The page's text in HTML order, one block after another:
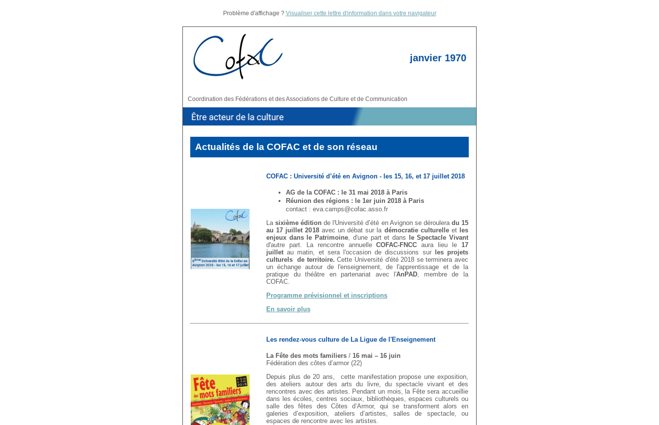
Problème d'affichage ? Visualiser cette lettre d'information dans votre navigateur
janvier 1970
Coordination des Fédérations et des Associations de Culture et de Communication
Actualités de la COFAC et de son réseau
COFAC : Université d’été en Avignon - les 15, 16, et 17 juillet 2018
AG de la COFAC : le 31 mai 2018 à Paris
Réunion des régions : le 1er juin 2018 à Paris
contact : eva.camps@cofac.asso.fr
La sixième édition de l'Université d’été en Avignon se déroulera du 15
au 17 juillet 2018avec un débat sur la démocratie culturelleet les
enjeux dans le Patrimoine , d'une part et dans le Spectacle Vivant
d'autre part. La rencontre annuelleCOFAC-FNCC aura lieu le 17
juilletau matin, et sera l'occasion de discussions sur les projets
culturels de territoire. Cette Université d'été 2018 se terminera avec
un échange autour de l'enseignement, de l'apprentissage et de la
pratique du théâtre en partenariat avec l'AnPAD , membre de la
COFAC.
Programme prévisionnel et inscriptions
En savoir plus
Les rendez-vous culture de La Ligue de l'Enseignement
La Fête des mots familiers / 16 mai – 16 juin
Fédération des côtes d’armor (22)
Depuis plus de 20 ans, cette manifestation propose une exposition,
des ateliers autour des arts du livre, du spectacle vivant et des
rencontres avec des artistes. Pendant un mois, la Fête sera accueillie
dans les écoles, centres sociaux, bibliothèques, espaces culturels ou
salle des fêtes des Côtes d’Armor, qui se transforment alors en
galeries d’exposition, ateliers d’artistes, salles de spectacle, ou
espaces de rencontre avec les artistes.